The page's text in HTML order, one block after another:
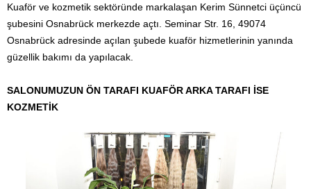
Kuaför ve kozmetik sektöründe markalaşan Kerim Sünnetci üçüncü
şubesini Osnabrück merkezde açtı. Seminar Str. 16, 49074
Osnabrück adresinde açılan şubede kuaför hizmetlerinin yanında
güzellik bakımı da yapılacak.
SALONUMUZUN ÖN TARAFI KUAFÖR ARKA TARAFI İSE
KOZMETİK